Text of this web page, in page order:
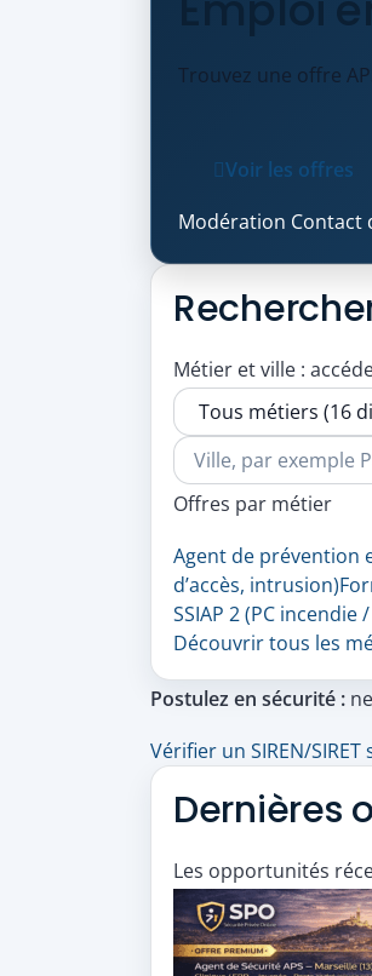
Trouvez une offre
Voir les offres
Modération Contact
Métier et ville :
Métier
Ville
Offres par métier
Agent de prévention
d’accès, intrusion)
SSIAP 2 (PC
Découvrir tous les
Postulez en sécurité :
Vérifier un SIREN/SIRET
Dernières
Les opportunités